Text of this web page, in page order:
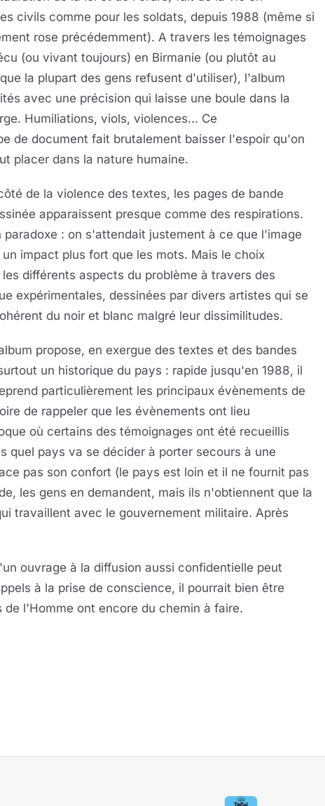
civils comme pour les soldats, depuis 1988 (même si
rose précédemment). A travers les témoignages
(ou vivant toujours) en Birmanie (ou plutôt au
la plupart des gens refusent d'utiliser), l'album
avec une précision qui laisse une boule dans la
Humiliations, viols, violences... Ce
de document fait brutalement baisser l'espoir qu'on
placer dans la nature humaine.
de la violence des textes, les pages de bande
apparaissent presque comme des respirations.
paradoxe : on s'attendait justement à ce que l'image
impact plus fort que les mots. Mais le choix
différents aspects du problème à travers des
expérimentales, dessinées par divers artistes qui se
du noir et blanc malgré leur dissimilitudes.
propose, en exergue des textes et des bandes
un historique du pays : rapide jusqu'en 1988, il
particulièrement les principaux évènements de
de rappeler que les évènements ont lieu
où certains des témoignages ont été recueillis
quel pays va se décider à porter secours à une
pas son confort (le pays est loin et il ne fournit pas
les gens en demandent, mais ils n'obtiennent que la
travaillent avec le gouvernement militaire. Après
ouvrage à la diffusion aussi confidentielle peut
à la prise de conscience, il pourrait bien être
l'Homme ont encore du chemin à faire.